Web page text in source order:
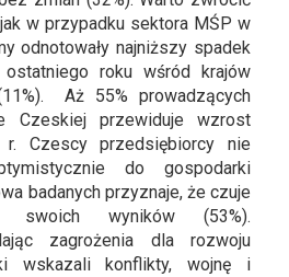
w przypadku sektora MŚP w
odnotowały najniższy spadek
roku wśród krajów
Aż 55% prowadzących
Czeskiej przewiduje wzrost
Czescy przedsiębiorcy nie
do gospodarki
badanych przyznaje, że czuje
swoich wyników (53%).
zagrożenia dla rozwoju
wskazali konflikty, wojnę i